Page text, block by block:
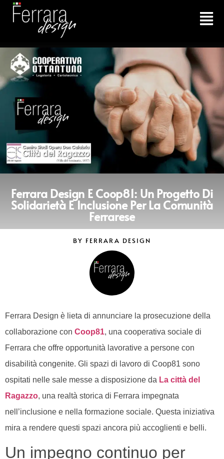
Ferrara Design E Coop81: Un Progetto Di
Solidarietà E Inclusione Per La Comunità
Ferrarese
BY FERRARA DESIGN
Ferrara Design è lieta di annunciare la prosecuzione della
collaborazione con Coop81, una cooperativa sociale di
Ferrara che offre opportunità lavorative a persone con
disabilità congenite. Gli spazi di lavoro di Coop81 sono
ospitati nelle sale messe a disposizione da La città del
Ragazzo, una realtà storica di Ferrara impegnata
nell’inclusione e nella formazione sociale. Questa iniziativa
mira a rendere questi spazi ancora più accoglienti e belli.
Un impegno continuo per